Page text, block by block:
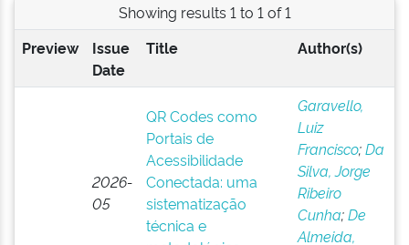
Showing results 1 to 1 of 1
Preview
Issue
Date
Title Author(s)
2026-
05
QR Codes como
Portais de
Acessibilidade
Conectada: uma
sistematização
técnica e
Garavello,
Luiz
Francisco;Da
Silva, Jorge
Ribeiro
Cunha;De
Almeida,